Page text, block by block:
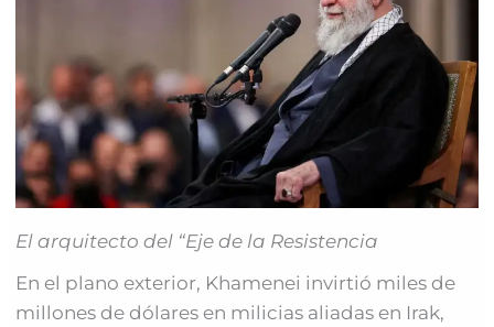
El arquitecto del “Eje de la Resistencia
En el plano exterior, Khamenei invirtió miles de
millones de dólares en milicias aliadas en Irak,